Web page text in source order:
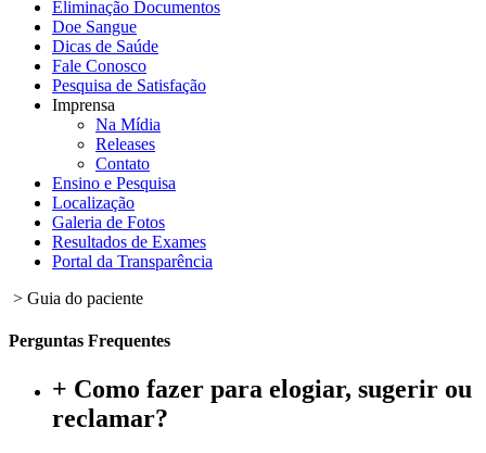
Eliminação Documentos
Doe Sangue
Dicas de Saúde
Fale Conosco
Pesquisa de Satisfação
Imprensa
Na Mídia
Releases
Contato
Ensino e Pesquisa
Localização
Galeria de Fotos
Resultados de Exames
Portal da Transparência
> Guia do paciente
Perguntas Frequentes
+ Como fazer para elogiar, sugerir ou
reclamar?